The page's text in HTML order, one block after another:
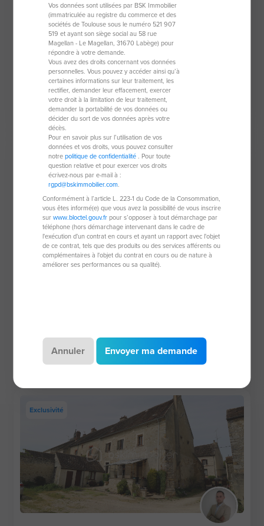
Terrain de 814 m²
77480 Bray-Sur-Seine
814 m²
45 000 €
Nouveauté
Maison de 275 m²
Exclusivité
Vos données sont utilisées par BSK Immobilier
(immatriculée au registre du commerce et des
sociétés de Toulouse sous le numéro 521 907
519 et ayant son siège social au 58 rue
Magellan - Le Magellan, 31670 Labège) pour
répondre à votre demande.
Vous avez des droits concernant vos données
personnelles. Vous pouvez y accéder ainsi qu’à
certaines informations sur leur traitement, les
rectifier, demander leur effacement, exercer
votre droit à la limitation de leur traitement,
demander la portabilité de vos données ou
décider du sort de vos données après votre
décès.
Pour en savoir plus sur l’utilisation de vos
données et vos droits, vous pouvez consulter
notrepolitique de confidentialité. Pour toute
question relative et pour exercer vos droits
écrivez-nous par e-mail à :
rgpd@bskimmobilier.com.
Conformément à l’article L. 223-1 du Code de la Consommation,
vous êtes informé(e) que vous avez la possibilité de vous inscrire
surwww.bloctel.gouv.frpour s’opposer à tout démarchage par
téléphone (hors démarchage intervenant dans le cadre de
l'exécution d'un contrat en cours et ayant un rapport avec l'objet
de ce contrat, tels que des produits ou des services afférents ou
complémentaires à l'objet du contrat en cours ou de nature à
améliorer ses performances ou sa qualité).
Annuler Envoyer ma demande